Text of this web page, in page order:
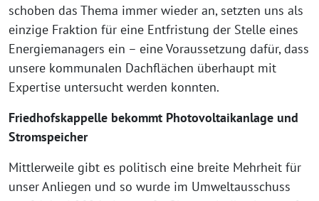
schoben das Thema immer wieder an, setzten uns als
einzige Fraktion für eine Entfristung der Stelle eines
Energiemanagers ein – eine Voraussetzung dafür, dass
unsere kommunalen Dachflächen überhaupt mit
Expertise untersucht werden konnten.
Friedhofskappelle bekommt Photovoltaikanlage und
Stromspeicher
Mittlerweile gibt es politisch eine breite Mehrheit für
unser Anliegen und so wurde im Umweltausschuss